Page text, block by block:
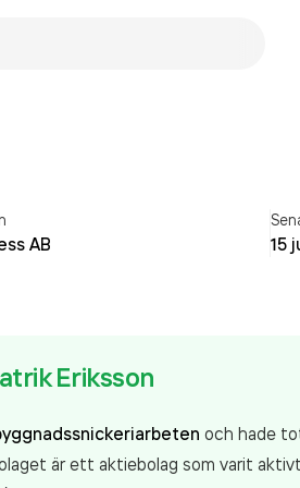
AB
15
Eriksson
och hade
är ett aktiebolag som varit